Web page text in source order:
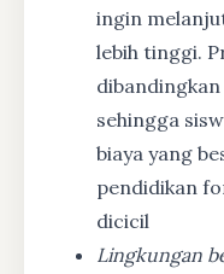
ingin
lebih tinggi.
sehingga
biaya yang
pendidikan
dicicil
Lingkungan